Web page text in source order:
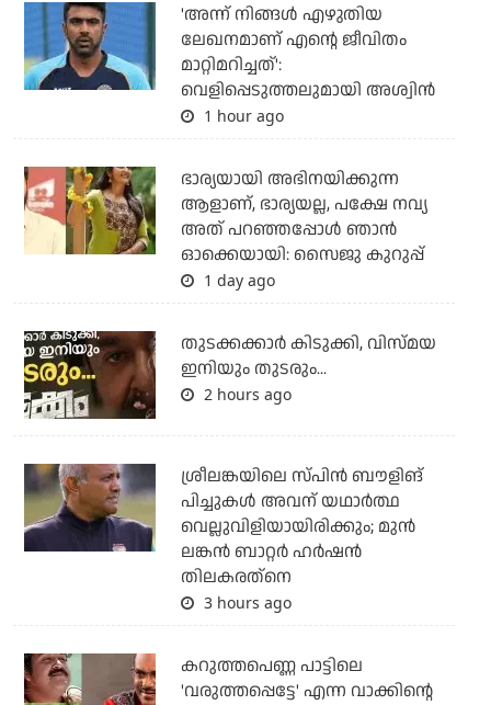
'അന്ന് നിങ്ങള്‍ എഴുതിയ
ലേഖനമാണ് എന്റെ ജീവിതം
മാറ്റിമറിച്ചത്':
വെളിപ്പെടുത്തലുമായി അശ്വിന്‍
1 hour ago
ഭാര്യയായി അഭിനയിക്കുന്ന
ആളാണ്, ഭാര്യയല്ല, പക്ഷേ നവ്യ
അത് പറഞ്ഞപ്പോള്‍ ഞാന്‍
ഓക്കെയായി: സൈജു കുറുപ്പ്
1 day ago
തുടക്കക്കാര്‍ കിടുക്കി, വിസ്മയ
ഇനിയും തുടരും...
2 hours ago
ശ്രീലങ്കയിലെ സ്പിന്‍ ബൗളിങ്
പിച്ചുകള്‍ അവന് യഥാര്‍ത്ഥ
വെല്ലുവിളിയായിരിക്കും; മുന്‍
ലങ്കന്‍ ബാറ്റര്‍ ഹര്‍ഷന്‍
തിലകരത്‌നെ
3 hours ago
കറുത്തപെണ്ണ പാട്ടിലെ
'വരുത്തപ്പെട്ടേ' എന്ന വാക്കിന്റെ